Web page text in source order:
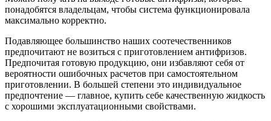
понадобятся владельцам, чтобы система функционировала
максимально корректно.
Подавляющее большинство наших соотечественников
предпочитают не возиться с приготовлением антифризов.
Предпочитая готовую продукцию, они избавляют себя от
вероятности ошибочных расчетов при самостоятельном
приготовлении. В большей степени это индивидуальное
предпочтение — главное, купить себе качественную жидкость
с хорошими эксплуатационными свойствами.